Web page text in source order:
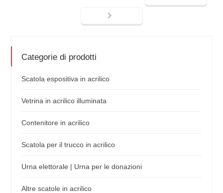
Categorie di prodotti
Scatola espositiva in acrilico
Vetrina in acrilico illuminata
Contenitore in acrilico
Scatola per il trucco in acrilico
Urna elettorale | Urna per le donazioni
Altre scatole in acrilico